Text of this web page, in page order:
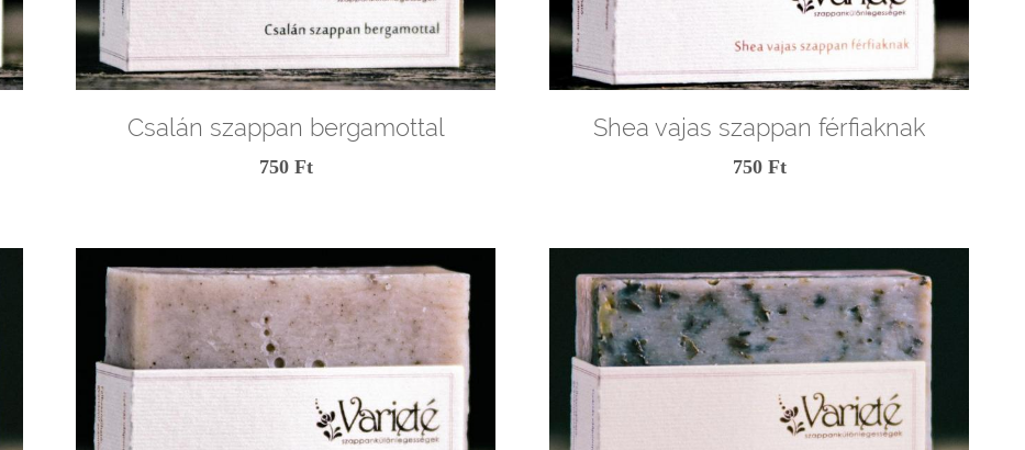
Csalán szappan bergamottal
750 Ft
Shea vajas szappan férfiaknak
750 Ft